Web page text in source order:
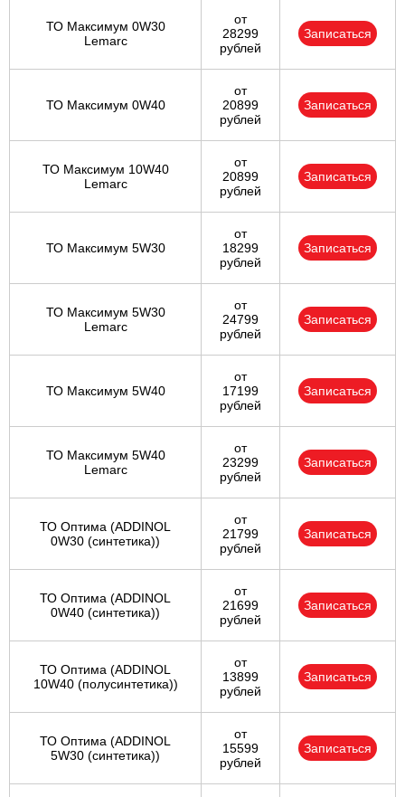
ТО Максимум 0W30
Lemarc
от
28299
рублей
Записаться
ТО Максимум 0W40
от
20899
рублей
Записаться
ТО Максимум 10W40
Lemarc
от
20899
рублей
Записаться
ТО Максимум 5W30
от
18299
рублей
Записаться
ТО Максимум 5W30
Lemarc
от
24799
рублей
Записаться
ТО Максимум 5W40
от
17199
рублей
Записаться
ТО Максимум 5W40
Lemarc
от
23299
рублей
Записаться
ТО Оптима (ADDINOL
0W30 (синтетика))
от
21799
рублей
Записаться
ТО Оптима (ADDINOL
0W40 (синтетика))
от
21699
рублей
Записаться
ТО Оптима (ADDINOL
10W40 (полусинтетика))
от
13899
рублей
Записаться
ТО Оптима (ADDINOL
5W30 (синтетика))
от
15599
рублей
Записаться